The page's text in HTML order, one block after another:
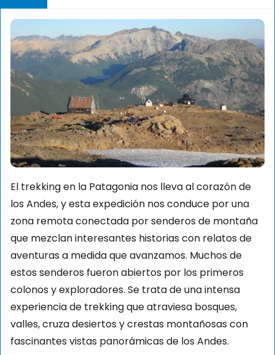
El trekking en la Patagonia nos lleva al corazón de
los Andes, y esta expedición nos conduce por una
zona remota conectada por senderos de montaña
que mezclan interesantes historias con relatos de
aventuras a medida que avanzamos. Muchos de
estos senderos fueron abiertos por los primeros
colonos y exploradores. Se trata de una intensa
experiencia de trekking que atraviesa bosques,
valles, cruza desiertos y crestas montañosas con
fascinantes vistas panorámicas de los Andes.